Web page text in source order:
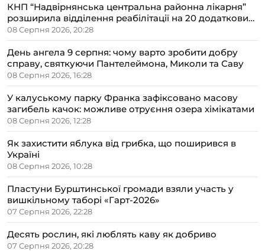
КНП “Надвірнянська центральна районна лікарня”
розширила відділення реабілітації на 20 додаткових
ліжок
08 Серпня 2026, 20:28
День ангела 9 серпня: чому варто зробити добру
справу, святкуючи Пантелеймона, Миколи та Саву
08 Серпня 2026, 16:28
У калуському парку Франка зафіксовано масову
загибель качок: можливе отруєння озера хімікатами
08 Серпня 2026, 12:28
Як захистити яблука від грибка, що поширився в
Україні
08 Серпня 2026, 10:28
Пластуни Бурштинської громади взяли участь у
вишкільному таборі «Гарт-2026»
07 Серпня 2026, 22:28
Десять рослин, які люблять каву як добриво
07 Серпня 2026, 20:28